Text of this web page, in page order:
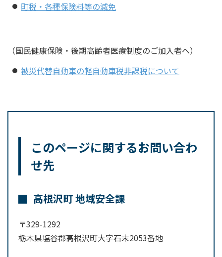
町税・各種保険料等の減免
（国民健康保険・後期高齢者医療制度のご加入者へ）
被災代替自動車の軽自動車税非課税について
このページに関するお問い合わ
せ先
高根沢町 地域安全課
〒329-1292
栃木県塩谷郡高根沢町大字石末2053番地